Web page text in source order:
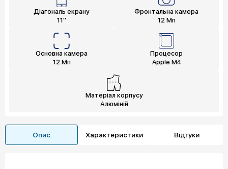
Діагональ екрану
11"
Фронтальна камера
12 Мп
Основна камера
12 Мп
Процесор
Apple M4
Матеріал корпусу
Алюміній
Опис Характеристики Відгуки